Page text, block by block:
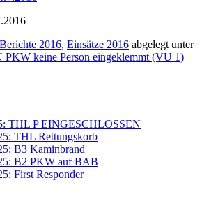
Berichte 2016, Einsätze 2016 abgelegt unter
PKW keine Person eingeklemmt (VU 1)
THL P EINGESCHLOSSEN
THL Rettungskorb
B3 Kaminbrand
B2 PKW auf BAB
First Responder